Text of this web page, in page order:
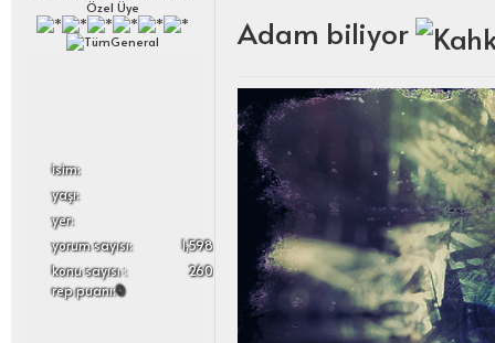
Özel Üye
i̇sim:
yaşı:
yer:
yorum sayısı:
1,598
konu sayısı :
260
rep puanı:0
Adam biliyor